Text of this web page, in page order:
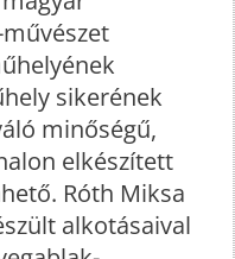
sikerének
minőségű,
elkészített
Róth Miksa
alkotásaival